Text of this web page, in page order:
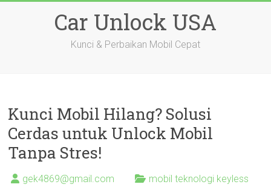
Car Unlock USA
Kunci & Perbaikan Mobil Cepat
Kunci Mobil Hilang? Solusi
Cerdas untuk Unlock Mobil
Tanpa Stres!
gek4869@gmail.com mobil teknologi keyless